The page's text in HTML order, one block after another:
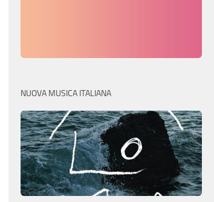
NUOVA MUSICA ITALIANA